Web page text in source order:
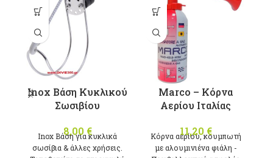
Inox Βάση Κυκλικού
Σωσιβίου
8,00 €
Inox Βάση για κυκλικά
σωσίβια & άλλες χρήσεις.
Marco – Κόρνα
Αερίου Ιταλίας
11,20 €
Κόρνα αερίου, κουμπωτή
με αλουμινιένα φιάλη -